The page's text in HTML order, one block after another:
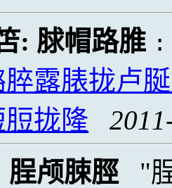
: 脙帽路脽
露脿拢卢
拢隆
脭颅脨脛